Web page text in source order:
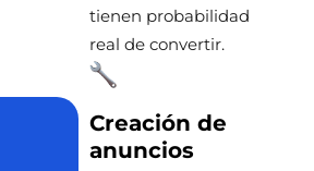
tienen probabilidad
real de convertir.
Creación de
anuncios